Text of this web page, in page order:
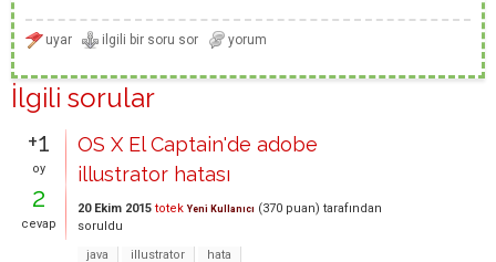
İlgili sorular
+1
oy
2
cevap
OS X El Captain'de adobe
illustrator hatası
20 Ekim 2015 totek Yeni Kullanıcı (370 puan) tarafından
soruldu
java
illustrator hata